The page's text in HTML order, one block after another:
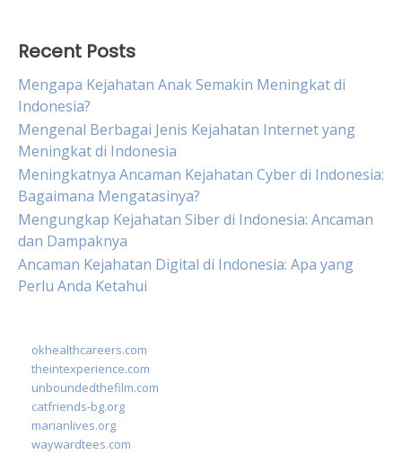
Recent Posts
Mengapa Kejahatan Anak Semakin Meningkat di
Indonesia?
Mengenal Berbagai Jenis Kejahatan Internet yang
Meningkat di Indonesia
Meningkatnya Ancaman Kejahatan Cyber di Indonesia:
Bagaimana Mengatasinya?
Mengungkap Kejahatan Siber di Indonesia: Ancaman
dan Dampaknya
Ancaman Kejahatan Digital di Indonesia: Apa yang
Perlu Anda Ketahui
okhealthcareers.com
theintexperience.com
unboundedthefilm.com
catfriends-bg.org
marianlives.org
waywardtees.com